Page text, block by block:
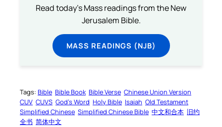
Read today's Mass readings from the New
Jerusalem Bible.
MASS READINGS (NJB)
Tags: Bible Bible Book Bible Verse Chinese Union Version
CUV CUVS God’s Word Holy Bible Isaiah Old Testament
Simplified Chinese Simplified Chinese Bible 中文和合本 旧约
全书 简体中文